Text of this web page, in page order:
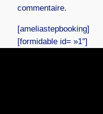
commentaire.
[ameliastepbooking]
[formidable id= »1″]